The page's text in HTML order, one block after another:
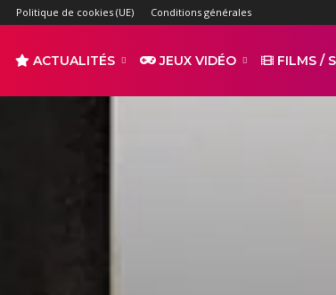
Politique de cookies (UE) Conditions générales
ACTUALITÉS JEUX VIDÉO FILMS /